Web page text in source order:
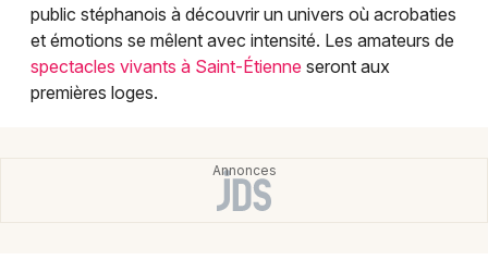
Newsletter des sorties
public stéphanois à découvrir un univers où acrobaties
et émotions se mêlent avec intensité. Les amateurs de
spectacles vivants à Saint-Étienne seront aux
premières loges.